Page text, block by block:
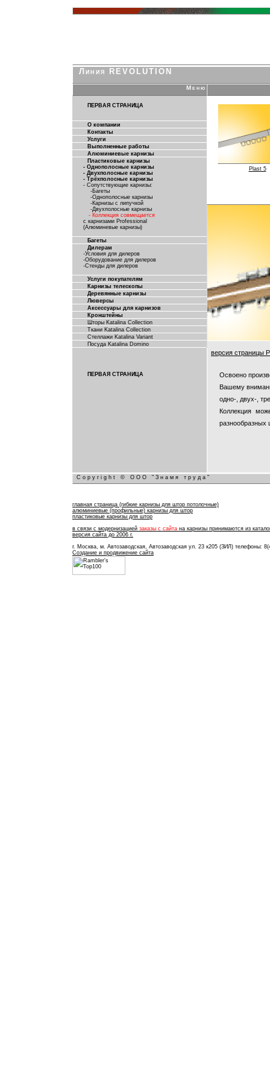
Линия REVOLUTION
Меню
ПЕРВАЯ СТРАНИЦА
О компании
Контакты
Услуги
Выполненные работы
Алюминиевые карнизы
Пластиковые карнизы
- Однополосные карнизы
- Двухполосные карнизы
- Трёхполосные карнизы
- Сопутствующие карнизы:
-Багеты
-Однополосные карнизы
-Карнизы с липучкой
-Двухполосные карнизы
- Коллекция совмещается
с карнизами Professional
(Алюминевые карнизы)
Багеты
Дилерам
-Условия для дилеров
-Оборудование для дилеров
-Стенды для дилеров
Услуги покупателям
Карнизы телескопы
Деревянные карнизы
Люверсы
Аксессуары для карнизов
Кронштейны
Шторы Katalina Collection
Ткани Katalina Collection
Стеллажи Katalina Variant
Посуда Katalina Domino
ПЕРВАЯ СТРАНИЦА
Plast 5
версия страницы
Освоено
Вашему
одно-, двух-,
Коллекция
разнообразных
Copyright © ООО "Знамя труда"
главная страница (гибкие карнизы для штор потолочные)
алюминиевые (профильные) карнизы для штор
пластиковые карнизы для штор
в связи с модернизацией заказы с сайта на карнизы принимаются из
версия сайта до 2006 г.
г. Москва, м. Автозаводская, Автозаводская ул. 23 к205 (ЗИЛ) телефоны:
Создание и продвижение сайта